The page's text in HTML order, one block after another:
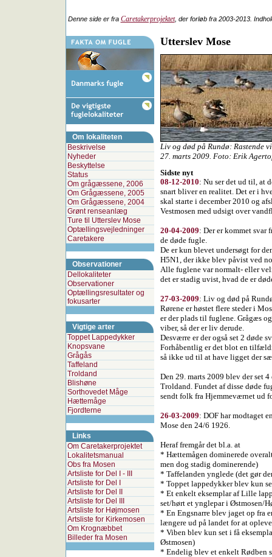
Denne side er fra Caretakerprojektet, der forløb fra 2003-2013.
Om lokaliteten
Beskrivelse
Nyheder
Beskyttelse
Status
Om grågæssene, 2006
Om Grågæssene, 2005
Om Grågæssene, 2004
Grønt renseanlæg
Ture til Utterslev Mose
Optællingsvejledninger
Caretakere
Observationer
Dellokaliteter
Observationer
Optællingsresultater og
fokusarter
Vigtige arter
Toppet Lappedykker
Knopsvane
Grågås
Taffeland
Troldand
Blishøne
Sorthovedet Måge
Hættemåge
Fjordterne
Links
Om Caretakerprojektet
Lokalitetsmanual
Obs fra Mosen
Artsliste for Del I - III
Artsliste for Del I
Artsliste for Del II
Artsliste for Del III
Artsliste for Højmosen
Artsliste for Kirkemosen
Om Krognæbbet
Billeder fra Mosen
Utterslev Mose
Liv og død på Rundø: Rastende
27. marts 2009. Foto: Erik
Sidste nyt
08-12-2010: Nu ser det ud til, at
snart bliver en realitet. Det er i
skal starte i december 2010 og
Vestmosen med udsigt over
20-04-2009: Der er kommet svar
de døde fugle.
De er kun blevet undersøgt for
H5N1, der ikke blev påvist ved
Alle fuglene var normalt- eller
det er stadig uvist, hvad de er
27-03-2009: Liv og død på
Rørene er høstet flere steder i
er der plads til fuglene. Grågæs
viber, så der er liv derude.
Desværre er der også set 2 døde
Forhåbentlig er det blot en
så ikke ud til at have ligget der
Den 29. marts 2009 blev der set
Troldand. Fundet af disse døde
sendt folk fra Hjemmeværnet ud
26-03-2009: DOF har modtaget
Mose den 24/6 1926.
Heraf fremgår det bl.a. at
* Hættemågen dominerede
men dog stadig dominerende)
* Taffelanden ynglede (det gør
* Toppet lappedykker blev kun
* Et enkelt eksemplar af Lille
set/hørt et ynglepar i Østmosen/
* En Engsnarre blev jaget op fra
længere ud på landet for at
* Viben blev kun set i få
Østmosen)
* Endelig blev et enkelt Rødben